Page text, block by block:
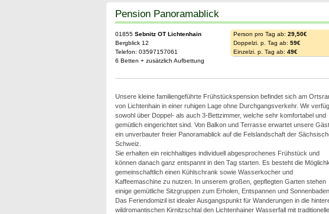
Pension Panoramablick
01855 Sebnitz OT Lichtenhain
Bergblick 12
Telefon: 03597157061
6 Betten + zusätzlich Aufbettung
Person pro Tag ab: 29,50€
Doppelzi. p. Tag ab: 59€
Einzelzi. p. Tag ab: 49€
Unsere kleine familiengeführte Frühstückspension befindet sich am
von Lichtenhain in einer ruhigen Lage ohne Durchgangsverkehr. Wir
sowohl über Doppel- als auch 3-Bettzimmer, welche sehr komfortabel und
gemütlich eingerichtet sind. Von Balkon und Terrasse erwartet unsere
ein unverbauter freier Panoramablick auf die Felslandschaft der
Schweiz.
Sie erhalten ein reichhaltiges individuell abgesprochenes Frühstück und
können danach ganz entspannt in den Tag starten. Es besteht die
gemeinschaftlich einen Kühlschrank sowie Wasserkocher und
Kaffeemaschine zu nutzen. In unserem großen, gepflegten Garten stehen
einige gemütliche Sitzgruppen zum Erholen, Entspannen und
Das Feriendomizil ist idealer Ausgangspunkt für Wanderungen in die
wildromantischen Kirnitzschtal den Lichtenhainer Wasserfall mit